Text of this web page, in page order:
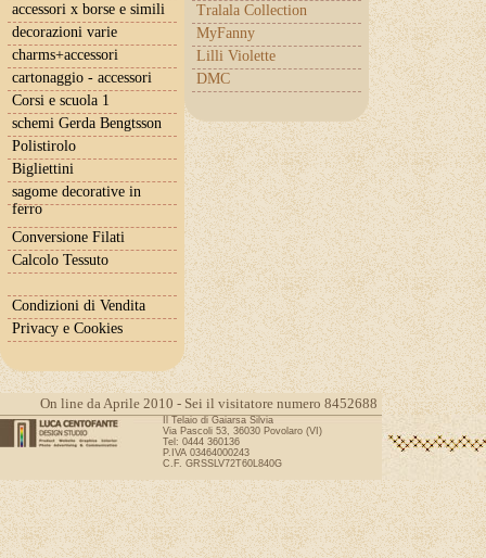
Tralala Collection
MyFanny
Lilli Violette
DMC
accessori x borse e simili
decorazioni varie
charms+accessori
cartonaggio - accessori
Corsi e scuola 1
schemi Gerda Bengtsson
Polistirolo
Bigliettini
sagome decorative in
ferro
Conversione Filati
Calcolo Tessuto
Condizioni di Vendita
Privacy e Cookies
On line da Aprile 2010 - Sei il visitatore numero 8452688
Il Telaio di Gaiarsa Silvia
Via Pascoli 53, 36030 Povolaro (VI)
Tel: 0444 360136
P.IVA 03464000243
C.F. GRSSLV72T60L840G